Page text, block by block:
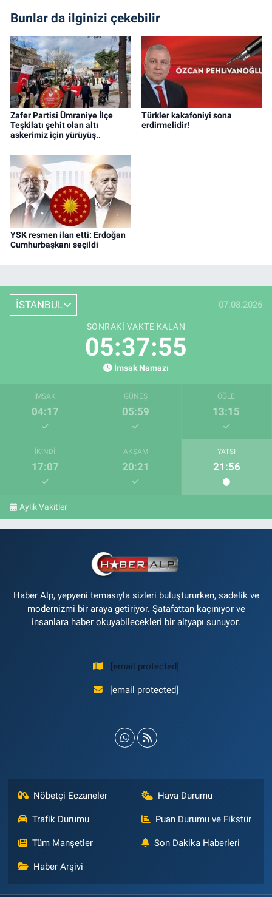
Bunlar da ilginizi çekebilir
Zafer Partisi Ümraniye İlçe
Teşkilatı şehit olan altı
askerimiz için yürüyüş..
Türkler kakafoniyi sona
erdirmelidir!
YSK resmen ilan etti: Erdoğan
Cumhurbaşkanı seçildi
İSTANBUL 07.08.2026
SONRAKI VAKTE KALAN
05:37:55
İmsak Namazı
İMSAK
04:17
GÜNEŞ
05:59
ÖĞLE
13:15
İKINDI
17:07
AKŞAM
20:21
YATSI
21:56
Aylık Vakitler
Haber Alp, yepyeni temasıyla sizleri buluştururken, sadelik ve
modernizmi bir araya getiriyor. Şatafattan kaçınıyor ve
insanlara haber okuyabilecekleri bir altyapı sunuyor.
[email protected]
[email protected]
Nöbetçi Eczaneler Hava Durumu
Trafik Durumu Puan Durumu ve Fikstür
Tüm Manşetler Son Dakika Haberleri
Haber Arşivi